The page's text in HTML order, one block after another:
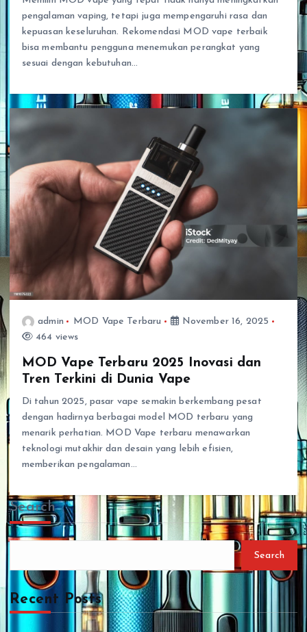
pengalaman vaping, tetapi juga mempengaruhi rasa dan
kepuasan keseluruhan. Rekomendasi MOD vape terbaik
bisa membantu pengguna menemukan perangkat yang
sesuai dengan kebutuhan…
admin MOD Vape Terbaru
November 16, 2025
464 views
MOD Vape Terbaru 2025 Inovasi dan
Tren Terkini di Dunia Vape
Di tahun 2025, pasar vape semakin berkembang pesat
dengan hadirnya berbagai model MOD terbaru yang
menarik perhatian. MOD Vape terbaru menawarkan
teknologi mutakhir dan desain yang lebih efisien,
memberikan pengalaman…
Search
Search
Recent Posts